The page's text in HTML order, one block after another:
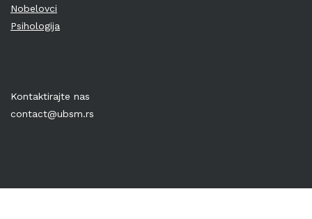
Nobelovci
Psihologija
Kontaktirajte nas
contact@ubsm.rs